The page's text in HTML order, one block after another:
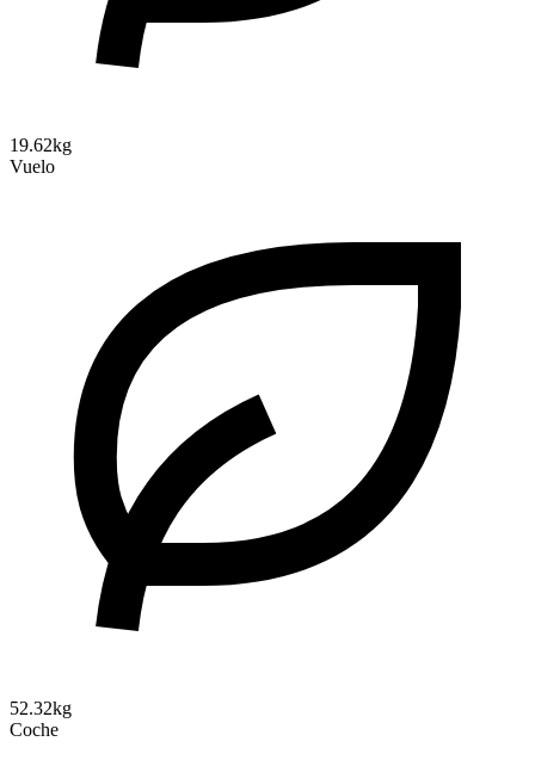
19.62kg
Vuelo
52.32kg
Coche